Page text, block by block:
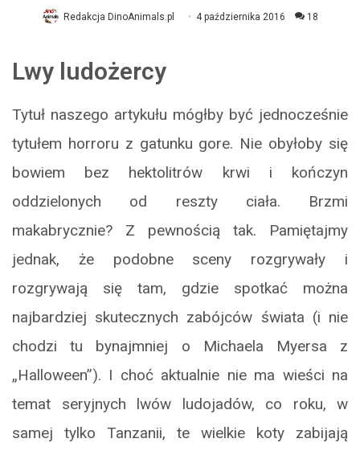
Redakcja DinoAnimals.pl 4 października 2016 18
Lwy ludożercy
Tytuł naszego artykułu mógłby być jednocześnie
tytułem horroru z gatunku gore. Nie obyłoby się
bowiem bez hektolitrów krwi i kończyn
oddzielonych od reszty ciała. Brzmi
makabrycznie? Z pewnością tak. Pamiętajmy
jednak, że podobne sceny rozgrywały i
rozgrywają się tam, gdzie spotkać można
najbardziej skutecznych zabójców świata (i nie
chodzi tu bynajmniej o Michaela Myersa z
„Halloween”). I choć aktualnie nie ma wieści na
temat seryjnych lwów ludojadów, co roku, w
samej tylko Tanzanii, te wielkie koty zabijają